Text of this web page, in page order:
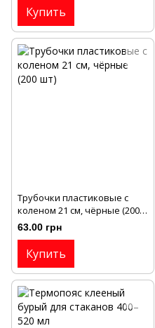
Купить
Трубочки пластиковые с
коленом 21 см, чёрные (200
шт)
63.00 грн
Купить